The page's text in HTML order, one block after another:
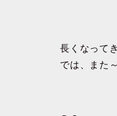
長くなって
では、また～